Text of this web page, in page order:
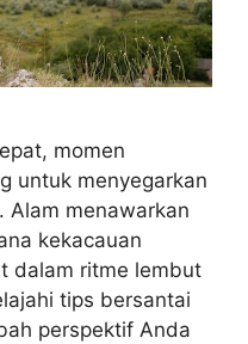
momen
untuk menyegarkan
Alam menawarkan
kekacauan
dalam ritme lembut
tips bersantai
perspektif Anda